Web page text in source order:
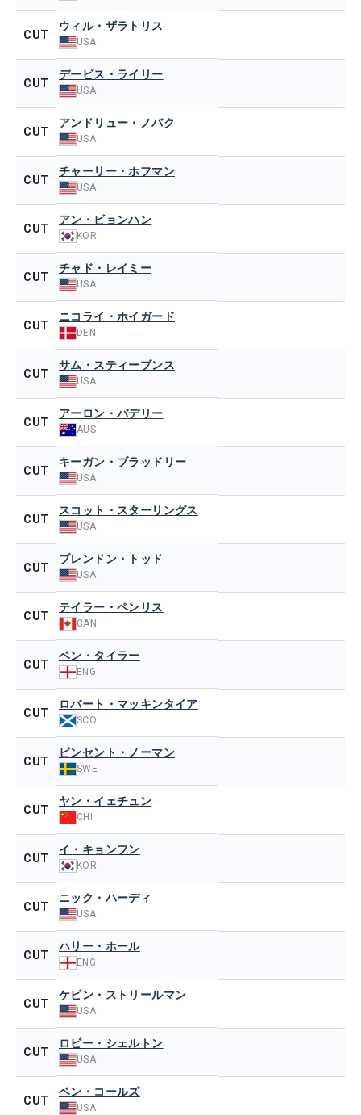
CUT
ウィル・ザラトリス
USA
CUT
デービス・ライリー
USA
CUT
アンドリュー・ノバク
USA
CUT
チャーリー・ホフマン
USA
CUT
アン・ビョンハン
KOR
CUT
チャド・レイミー
USA
CUT
ニコライ・ホイガード
DEN
CUT
サム・スティーブンス
USA
CUT
アーロン・バデリー
AUS
CUT
キーガン・ブラッドリー
USA
CUT
スコット・スターリングス
USA
CUT
ブレンドン・トッド
USA
CUT
テイラー・ペンリス
CAN
CUT
ベン・タイラー
ENG
CUT
ロバート・マッキンタイア
SCO
CUT
ビンセント・ノーマン
SWE
CUT
ヤン・イェチュン
CHI
CUT
イ・キョンフン
KOR
CUT
ニック・ハーディ
USA
CUT
ハリー・ホール
ENG
CUT
ケビン・ストリールマン
USA
CUT
ロビー・シェルトン
USA
CUT
ベン・コールズ
USA